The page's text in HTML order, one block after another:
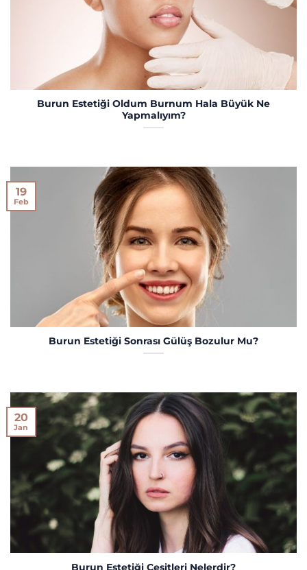
Burun Estetiği Oldum Burnum Hala Büyük Ne
Yapmalıyım?
Burun Estetiği Sonrası Gülüş Bozulur Mu?
19
Feb
Burun Estetiği Çeşitleri Nelerdir?
20
Jan